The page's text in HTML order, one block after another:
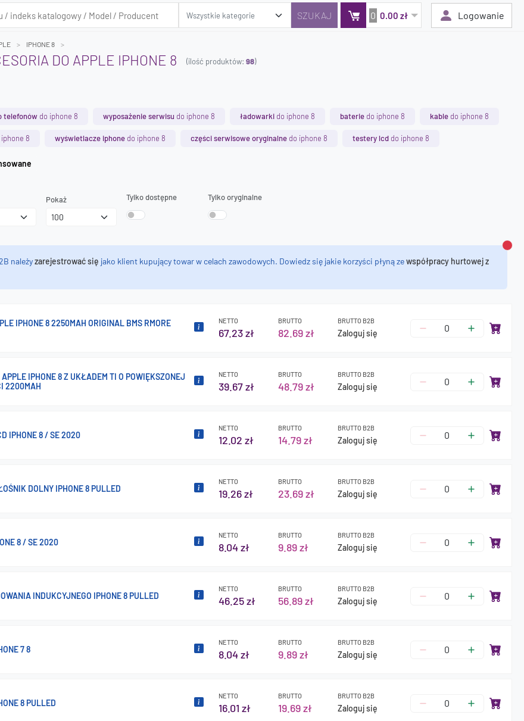
0 0.00 zł Logowanie
IPHONE 8
DO APPLE IPHONE 8 (ilość produktów: 98)
telefonów do iphone 8 wyposażenie serwisu do iphone 8 ładowarki do iphone 8 baterie do iphone 8 kable do iphone 8
iphone 8 wyświetlacze iphone do iphone 8 części serwisowe oryginalne do iphone 8 testery lcd do iphone 8
zaawansowane
Pokaż Tylko dostępne Tylko oryginalne
należyzarejestrować się jako klient kupujący towar w celach zawodowych. Dowiedz się jakie korzyści płyną zewspółpracy hurtowej z
IPHONE 8 2250MAH ORIGINAL BMS RMORE
NETTO
67.23 zł
BRUTTO
82.69 zł
BRUTTO B2B
Zaloguj się
IPHONE 8 Z UKŁADEM TI O POWIĘKSZONEJ
2200MAH
NETTO
39.67 zł
BRUTTO
48.79 zł
BRUTTO B2B
Zaloguj się
IPHONE 8 / SE 2020
NETTO
12.02 zł
BRUTTO
14.79 zł
BRUTTO B2B
Zaloguj się
DOLNY IPHONE 8 PULLED
NETTO
19.26 zł
BRUTTO
23.69 zł
BRUTTO B2B
Zaloguj się
8 / SE 2020
NETTO
8.04 zł
BRUTTO
9.89 zł
BRUTTO B2B
Zaloguj się
INDUKCYJNEGO IPHONE 8 PULLED
NETTO
46.25 zł
BRUTTO
56.89 zł
BRUTTO B2B
Zaloguj się
7 8
NETTO
8.04 zł
BRUTTO
9.89 zł
BRUTTO B2B
Zaloguj się
8 PULLED
NETTO
16.01 zł
BRUTTO
19.69 zł
BRUTTO B2B
Zaloguj się